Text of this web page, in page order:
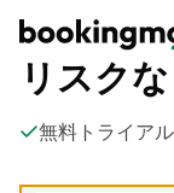
リスク
無料トライア